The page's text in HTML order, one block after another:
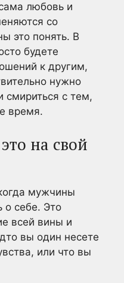
любовь и
со
это понять. В
будете
к другим,
нужно
смириться с тем,
время.
на свой
мужчины
о себе. Это
всей вины и
вы один несете
или что вы